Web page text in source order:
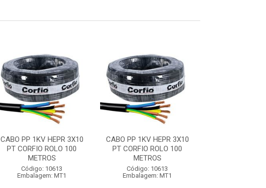
CABO PP 1KV HEPR 3X10
PT CORFIO ROLO 100
METROS
Código: 10613
Embalagem: MT1
CABO PP 1KV HEPR 3X10
PT CORFIO ROLO 100
METROS
Código: 10613
Embalagem: MT1